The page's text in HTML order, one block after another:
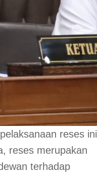
reses ini
reses merupakan
terhadap